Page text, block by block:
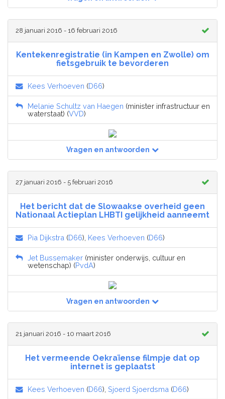
28 januari 2016 - 16 februari 2016
Kentekenregistratie (in Kampen en Zwolle) om
fietsgebruik te bevorderen
Kees Verhoeven (D66)
Melanie Schultz van Haegen (minister infrastructuur en
waterstaat) (VVD)
Vragen en antwoorden
27 januari 2016 - 5 februari 2016
Het bericht dat de Slowaakse overheid geen
Nationaal Actieplan LHBTI gelijkheid aanneemt
Pia Dijkstra (D66), Kees Verhoeven (D66)
Jet Bussemaker (minister onderwijs, cultuur en
wetenschap) (PvdA)
Vragen en antwoorden
21 januari 2016 - 10 maart 2016
Het vermeende Oekraïense filmpje dat op
internet is geplaatst
Kees Verhoeven (D66), Sjoerd Sjoerdsma (D66)